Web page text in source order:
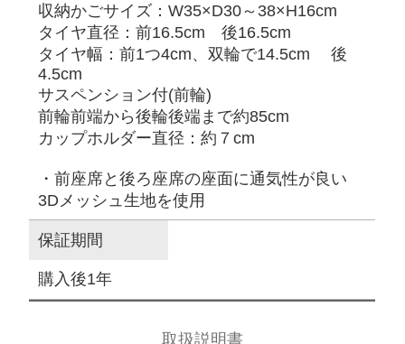
収納かごサイズ：W35×D30～38×H16cm
タイヤ直径：前16.5cm 後16.5cm
タイヤ幅：前1つ4cm、双輪で14.5cm 後
4.5cm
サスペンション付(前輪)
前輪前端から後輪後端まで約85cm
カップホルダー直径：約７cm
・前座席と後ろ座席の座面に通気性が良い
3Dメッシュ生地を使用
保証期間
購入後1年
取扱説明書